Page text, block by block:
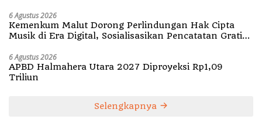
6 Agustus 2026
Kemenkum Malut Dorong Perlindungan Hak Cipta
Musik di Era Digital, Sosialisasikan Pencatatan Gratis
6 Agustus 2026
APBD Halmahera Utara 2027 Diproyeksi Rp1,09
Triliun
Selengkapnya